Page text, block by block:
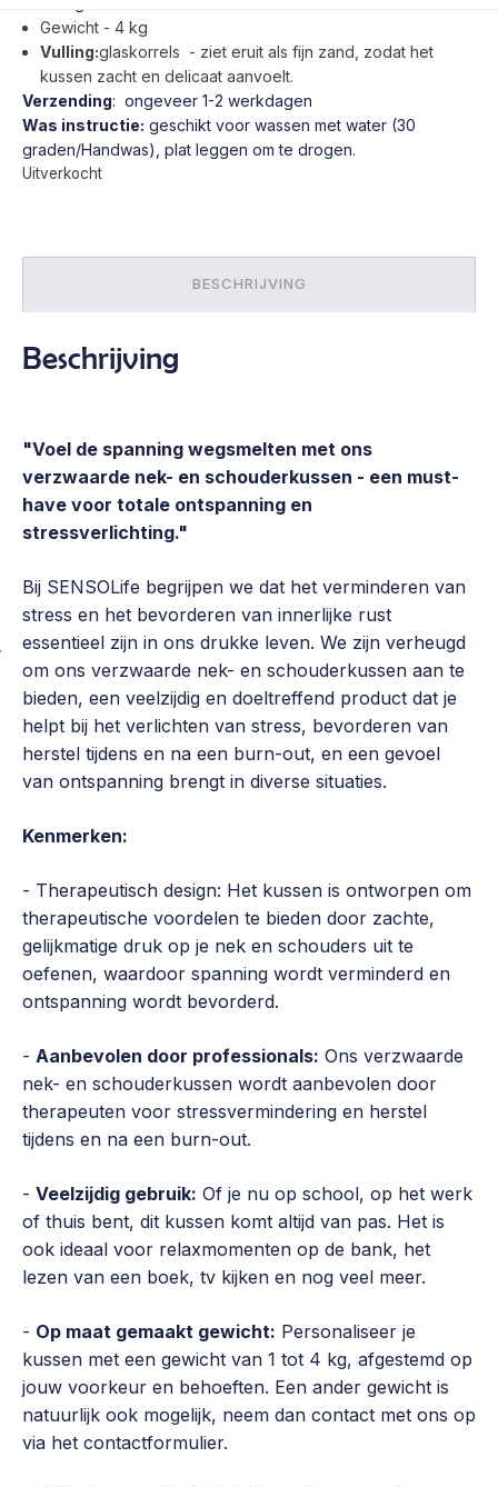
65,00 €.
Gewicht - 4 kg
Vulling:glaskorrels - ziet eruit als fijn zand, zodat het
kussen zacht en delicaat aanvoelt.
Verzending: ongeveer 1-2 werkdagen
Was instructie: geschikt voor wassen met water (30
graden/Handwas), plat leggen om te drogen.
Uitverkocht
BESCHRIJVING
Beschrijving
"Voel de spanning wegsmelten met ons
verzwaarde nek- en schouderkussen - een must-
have voor totale ontspanning en
stressverlichting."
Bij SENSOLife begrijpen we dat het verminderen van
stress en het bevorderen van innerlijke rust
essentieel zijn in ons drukke leven. We zijn verheugd
om ons verzwaarde nek- en schouderkussen aan te
bieden, een veelzijdig en doeltreffend product dat je
helpt bij het verlichten van stress, bevorderen van
herstel tijdens en na een burn-out, en een gevoel
van ontspanning brengt in diverse situaties.
Kenmerken:
- Therapeutisch design: Het kussen is ontworpen om
therapeutische voordelen te bieden door zachte,
gelijkmatige druk op je nek en schouders uit te
oefenen, waardoor spanning wordt verminderd en
ontspanning wordt bevorderd.
- Aanbevolen door professionals: Ons verzwaarde
nek- en schouderkussen wordt aanbevolen door
therapeuten voor stressvermindering en herstel
tijdens en na een burn-out.
- Veelzijdig gebruik: Of je nu op school, op het werk
of thuis bent, dit kussen komt altijd van pas. Het is
ook ideaal voor relaxmomenten op de bank, het
lezen van een boek, tv kijken en nog veel meer.
- Op maat gemaakt gewicht: Personaliseer je
kussen met een gewicht van 1 tot 4 kg, afgestemd op
jouw voorkeur en behoeften. Een ander gewicht is
natuurlijk ook mogelijk, neem dan contact met ons op
via het contactformulier.